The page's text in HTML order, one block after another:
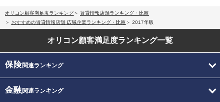
オリコン顧客満足度ランキング
賃貸情報店舗ランキング・比較
おすすめの賃貸情報店舗 広域企業ランキング・比較
2017年版
オリコン顧客満足度ランキング一覧
保険関連ランキング
金融関連ランキング